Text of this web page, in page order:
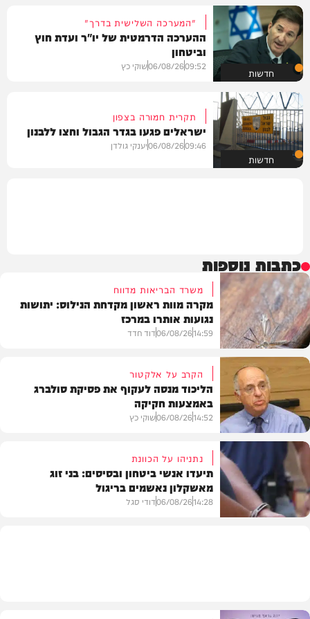
חדשות
"המערכה השלישית בדרך"
ההערכה הדרמטית של יו"ר ועדת חוץ
וביטחון
09:52
06/08/26שוקי כץ
חדשות
תקרית חמורה בצפון
ישראלים פגעו בגדר הגבול וחצו ללבנון
09:46
06/08/26יענקי גולדן
כתבות נוספות
בריאות
משרד הבריאות מדווח
מקרה מוות ראשון מקדחת הנילוס: יתושות
נגועות אותרו במרכז
14:59
06/08/26דוד חדד
פוליטי
הקרב על אלקטור
הליכוד מנסה לעקוף את פסיקת סולברג
באמצעות חקיקה
14:52
06/08/26שוקי כץ
נתניהו על הכוונת
תיעדו אנשי ביטחון ובסיסים: בני זוג
מאשקלון נאשמים בריגול
14:28
06/08/26דודי סגל